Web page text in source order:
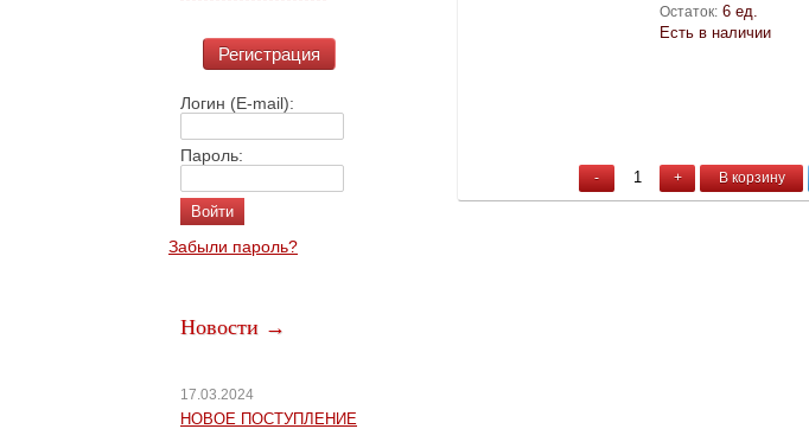
Регистрация
Логин (E-mail):
Пароль:
Забыли пароль?
Новости →
17.03.2024
НОВОЕ ПОСТУПЛЕНИЕ
Остаток: 6 ед.
Есть в наличии
- + В корзину